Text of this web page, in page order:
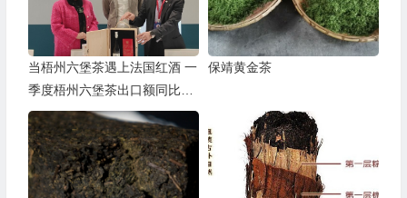
当梧州六堡茶遇上法国红酒 一
季度梧州六堡茶出口额同比增
长37.9%
保靖黄金茶